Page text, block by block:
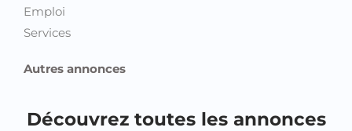
Emploi
Services
Autres annonces
Découvrez toutes les annonces